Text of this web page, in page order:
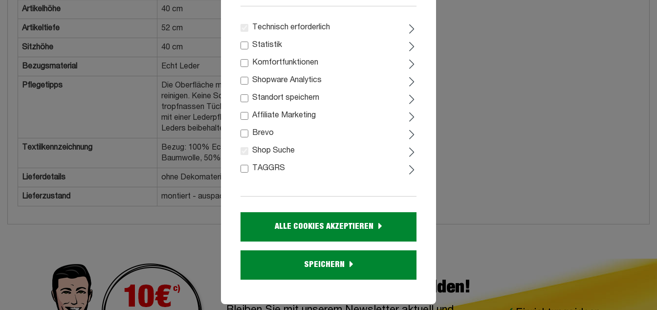
Artikelhöhe 40 cm
Artikeltiefe 52 cm
Sitzhöhe 40 cm
Bezugsmaterial Echt Leder
Pflegetipps
Die Oberfläche mit einem lauwarm angefeuchteten Baumwolltuch
reinigen. Keine Scheuermittel, scharfen Reinigungsmittel oder
tropfnassen Tücher verwenden. Zweimal pro Jahr sollten Sie das Leder
mit einer Lederpflege bearbeiten, damit die elastische Eigenschaft des
Leders beibehalten wird.
Textilkennzeichnung
Bezug: 100% Echtleder, Sitzunterseite: 100% Leinen, Nähte: 50%
Baumwolle, 50% Nylon
Lieferdetails ohne Dekomaterial
Lieferzustand montiert - auspacken, aufstellen, fertig
Jetzt zum Newsletter anmelden!
Technisch erforderlich
Statistik
Komfortfunktionen
Shopware Analytics
Standort speichern
Affiliate Marketing
Brevo
Shop Suche
TAGGRS
ALLE COOKIES AKZEPTIEREN
SPEICHERN